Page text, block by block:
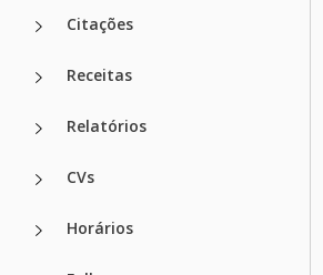
Citações
Receitas
Relatórios
CVs
Horários